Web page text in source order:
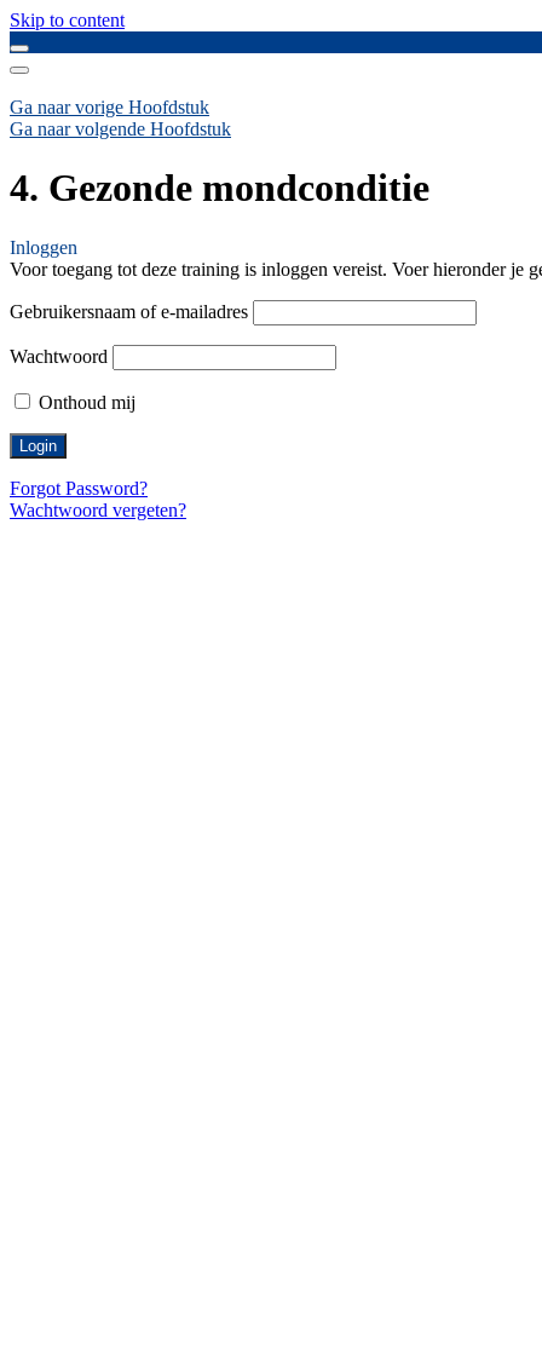
Skip to content
Ga naar vorige Hoofdstuk
Ga naar volgende Hoofdstuk
4. Gezonde mondconditie
Inloggen
Voor toegang tot deze training is inloggen vereist. Voer hieronder je
Gebruikersnaam of e-mailadres
Wachtwoord
Onthoud mij
Forgot Password?
Wachtwoord vergeten?